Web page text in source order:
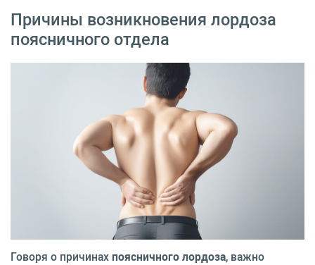
Причины возникновения лордоза
поясничного отдела
Говоря о причинахпоясничного лордоза, важно